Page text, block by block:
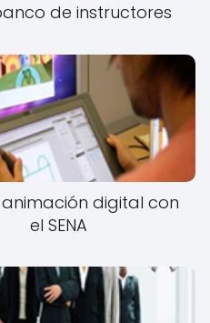
de instructores
animación digital con
el SENA